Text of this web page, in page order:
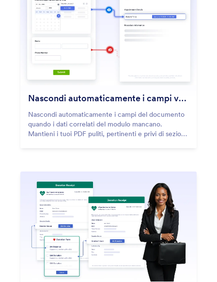
Nascondi automaticamente i campi vuoti
Nascondi automaticamente i campi del documento
quando i dati correlati del modulo mancano.
Mantieni i tuoi PDF puliti, pertinenti e privi di sezioni